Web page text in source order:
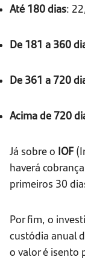
Até 180 dias:
De 181 a 360
De 361 a 720
Acima de 720
Já sobre o IOF
haverá
primeiros 30
Por fim, o
custódia anual
o valor é isento